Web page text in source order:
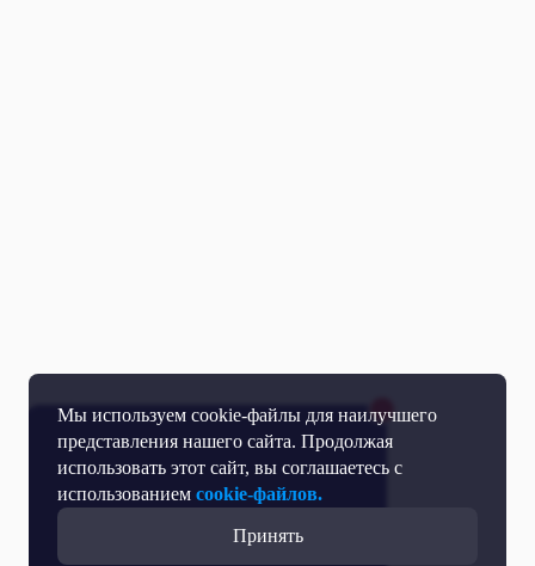
Мы используем cookie-файлы для наилучшего
представления нашего сайта. Продолжая
использовать этот сайт, вы соглашаетесь с
использованием cookie-файлов.
Принять